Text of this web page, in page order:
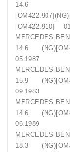
14.6
MERCEDES
14.6
05.1987
MERCEDES
15.9
09.1983
MERCEDES
14.6
06.1989
MERCEDES
18.3